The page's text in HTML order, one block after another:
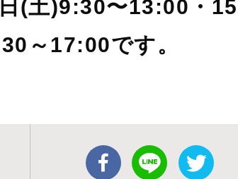
(土)9:30〜13:00・15
～17:00です。